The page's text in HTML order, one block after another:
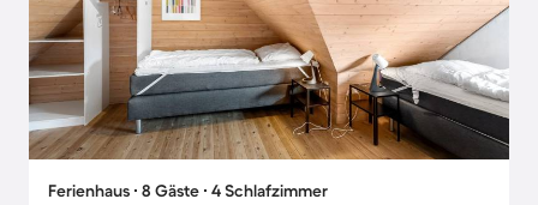
Ferienhaus ∙ 8 Gäste ∙ 4 Schlafzimmer